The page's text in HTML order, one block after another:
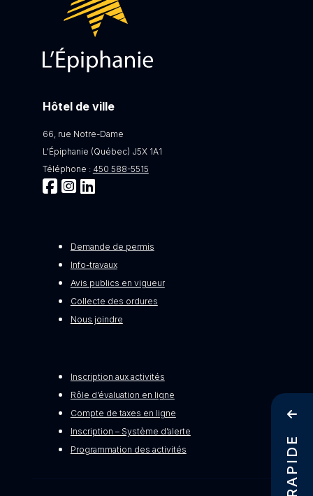
Hôtel de ville
66, rue Notre-Dame
L'Épiphanie (Québec) J5X 1A1
Téléphone : 450 588-5515
Demande de permis
Info-travaux
Avis publics en vigueur
Collecte des ordures
Nous joindre
Inscription aux activités
Rôle d’évaluation en ligne
Compte de taxes en ligne
Inscription – Système d’alerte
Programmation des activités